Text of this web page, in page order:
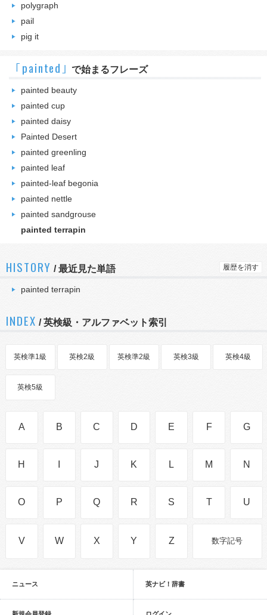
polygraph
pail
pig it
｢painted｣ で始まるフレーズ
painted beauty
painted cup
painted daisy
Painted Desert
painted greenling
painted leaf
painted-leaf begonia
painted nettle
painted sandgrouse
painted terrapin
HISTORY /最近見た単語 履歴を消す
painted terrapin
INDEX / 英検級・アルファベット索引
英検準1級 英検2級 英検準2級 英検3級 英検4級
英検5級
A B C D E F G
H J K L M N
O P Q R S T U
V W X Y Z 数字記号
ニュース 英ナビ！辞書